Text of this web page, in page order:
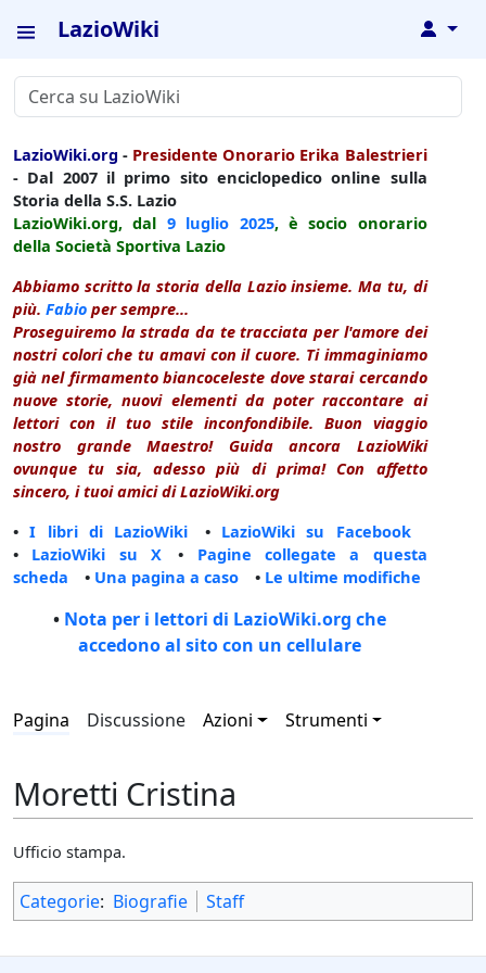
LazioWiki ↓
LazioWiki.org - Presidente Onorario Erika Balestrieri
- Dal 2007 il primo sito enciclopedico online sulla
Storia della S.S. Lazio
LazioWiki.org, dal 9 luglio 2025, è socio onorario
della Società Sportiva Lazio
Abbiamo scritto la storia della Lazio insieme. Ma tu, di
più. Fabio per sempre...
Proseguiremo la strada da te tracciata per l'amore dei
nostri colori che tu amavi con il cuore. Ti immaginiamo
già nel firmamento biancoceleste dove starai cercando
nuove storie, nuovi elementi da poter raccontare ai
lettori con il tuo stile inconfondibile. Buon viaggio
nostro grande Maestro! Guida ancora LazioWiki
ovunque tu sia, adesso più di prima! Con affetto
sincero, i tuoi amici di LazioWiki.org
•I libri di LazioWiki • LazioWiki su Facebook
• LazioWiki su X • Pagine collegate a questa
scheda • Una pagina a caso • Le ultime modifiche
• Nota per i lettori di LazioWiki.org che
accedono al sito con un cellulare
Pagina Discussione Azioni Strumenti
Moretti Cristina
Ufficio stampa.
Categorie: Biografie Staff